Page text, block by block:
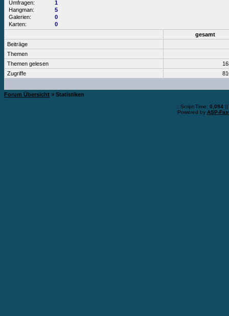
Umfragen:
1
Hangman:
5
Galerien:
0
Karten:
0
gesamt
Beiträge
Themen
Themen gelesen
Zugriffe
Forum Übersicht » Statistiken
.: Script-Time: 0,094||
Powered by ASP-